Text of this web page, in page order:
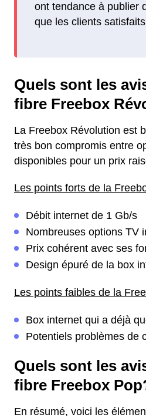
ont tendance à publier
que les clients
Quels sont les
fibre Freebox
La Freebox Révolution est
très bon compromis entre
disponibles pour un prix
Les points forts de la
Débit internet de 1 Gb/s
Nombreuses options TV
Prix cohérent avec ses
Design épuré de la box
Les points faibles de la
Box internet qui a déjà
Potentiels problèmes de
Quels sont les
fibre Freebox
En résumé, voici les